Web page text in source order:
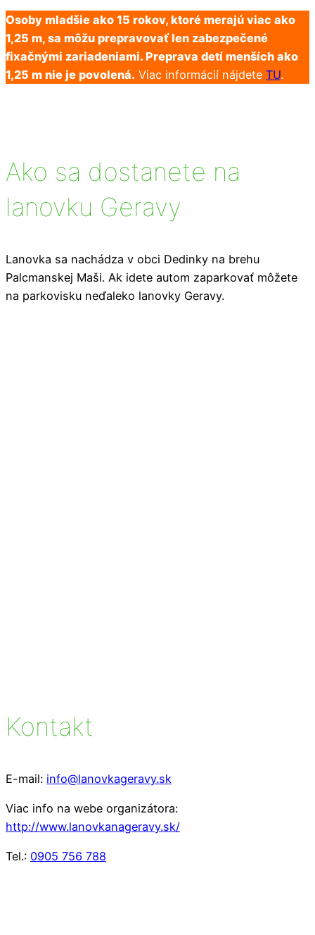
Osoby mladšie ako 15 rokov, ktoré merajú viac ako
1,25 m, sa môžu prepravovať len zabezpečené
fixačnými zariadeniami. Preprava detí menších ako
1,25 m nie je povolená. Viac informácií nájdete TU.
Ako sa dostanete na
lanovku Geravy
Lanovka sa nachádza v obci Dedinky na brehu
Palcmanskej Maši. Ak idete autom zaparkovať môžete
na parkovisku neďaleko lanovky Geravy.
Kontakt
E-mail: info@lanovkageravy.sk
Viac info na webe organizátora:
http://www.lanovkanageravy.sk/
Tel.: 0905 756 788